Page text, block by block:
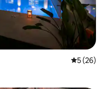
5 de uma
5 (26)